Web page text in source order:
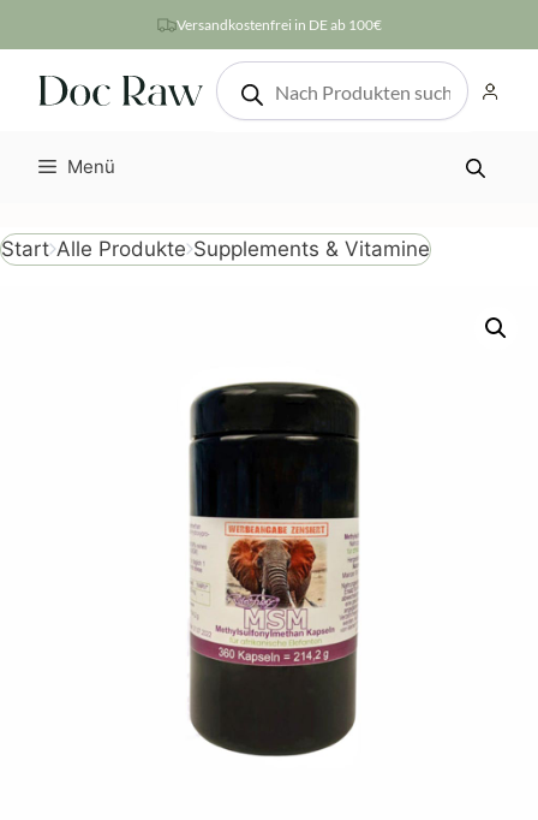
Inhalt
springen
Versandkostenfrei in DE ab 100€
Products
search
Menü
Start Alle Produkte Supplements & Vitamine